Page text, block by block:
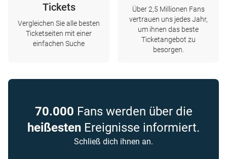
Tickets
Vergleichen Sie alle besten
Ticketseiten mit einer
einfachen Suche
Über 2,5 Millionen Fans
vertrauen uns jedes Jahr,
um ihnen das beste
Ticketangebot zu
besorgen.
70.000 Fans werden über die
heißesten Ereignisse informiert.
Schließ dich ihnen an.